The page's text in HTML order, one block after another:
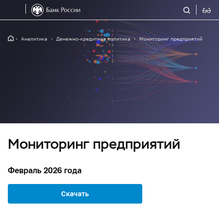
Аналитика Денежно-кредитная политика Мониторинг предприятий
Мониторинг предприятий
Февраль 2026 года
Скачать